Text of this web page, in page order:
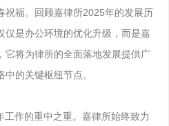
祝福。回顾嘉律所2025年的发展历
仅是办公环境的优化升级，而是嘉
它将为律所的全面落地发展提供广
的关键枢纽节点。
作的重中之重。嘉律所始终致力